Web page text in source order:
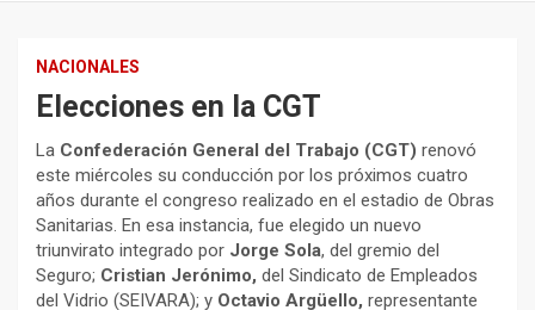
NACIONALES
Elecciones en la CGT
La Confederación General del Trabajo (CGT) renovó
este miércoles su conducción por los próximos cuatro
años durante el congreso realizado en el estadio de Obras
Sanitarias. En esa instancia, fue elegido un nuevo
triunvirato integrado por Jorge Sola, del gremio del
Seguro; Cristian Jerónimo, del Sindicato de Empleados
del Vidrio (SEIVARA); y Octavio Argüello, representante